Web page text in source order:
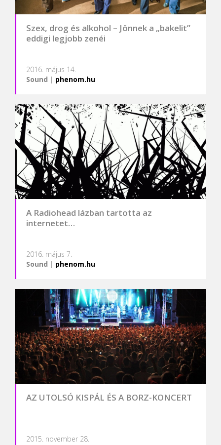
Szex, drog és alkohol – Jönnek a „bakelit”
eddigi legjobb zenéi
2016. május 14.
Sound | phenom.hu
A Radiohead lázban tartotta az
internetet…
2016. május 7.
Sound | phenom.hu
AZ UTOLSÓ KISPÁL ÉS A BORZ-KONCERT
2015. november 28.